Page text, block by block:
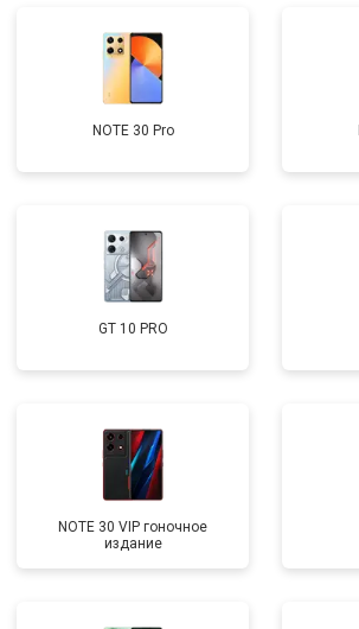
NOTE 30 Pro
GT 10 PRO
NOTE 30 VIP гоночное
издание